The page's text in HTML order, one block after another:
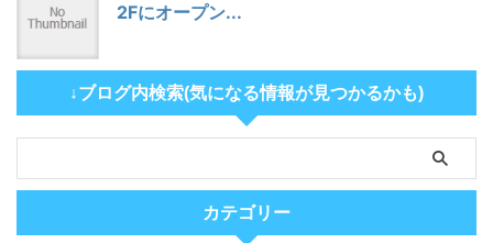
2Fにオープン...
↓ブログ内検索(気になる情報が見つかるかも)
カテゴリー